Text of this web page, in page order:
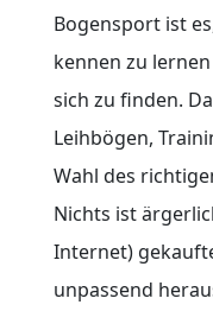
Bogensport ist
kennen zu
sich zu finden.
Leihbögen,
Wahl des
Nichts ist
Internet)
unpassend